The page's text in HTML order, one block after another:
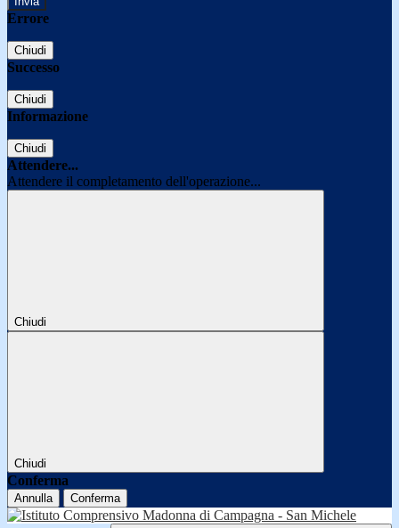
Errore
Chiudi
Successo
Chiudi
Informazione
Chiudi
Attendere...
Attendere il completamento dell'operazione...
Chiudi
Chiudi
Conferma
Annulla Conferma